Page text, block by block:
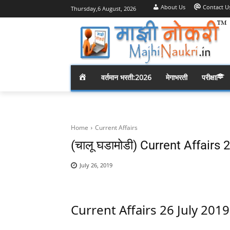
Thursday,6 August, 2026 About Us Contact
M
E
वर्तमान भरती:2026 मेगाभरती परीक्षा
Home Current Affairs
(चालू घडामोडी) Current Affairs
July 26, 2019
Current Affairs 26 July 2019